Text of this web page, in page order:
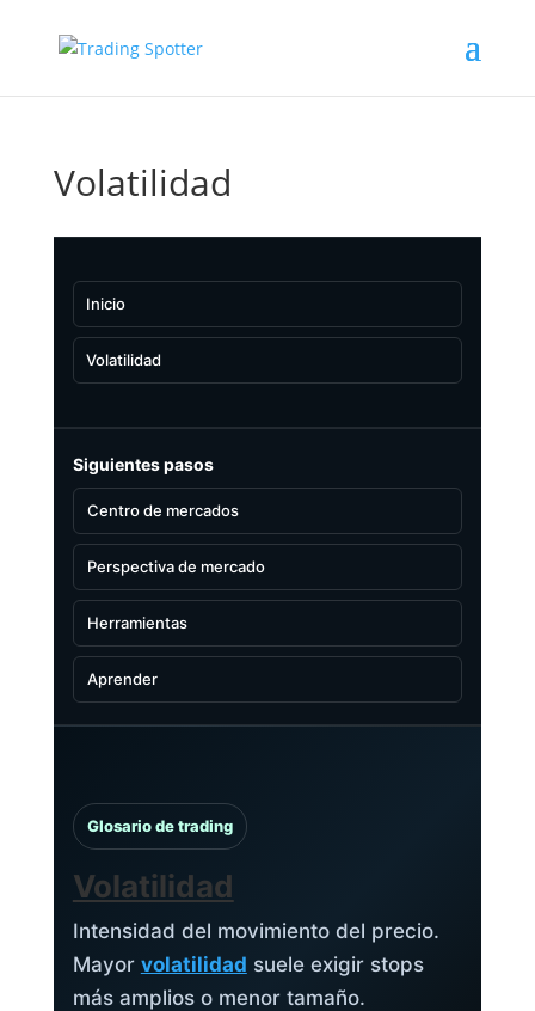
Volatilidad
Inicio
Volatilidad
Siguientes pasos
Centro de mercados
Perspectiva de mercado
Herramientas
Aprender
Glosario de trading
Volatilidad
Intensidad del movimiento del precio.
Mayor volatilidad suele exigir stops
más amplios o menor tamaño.